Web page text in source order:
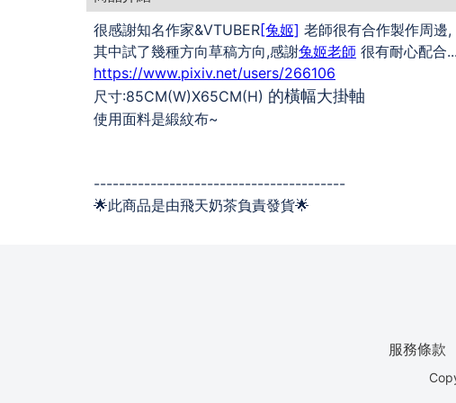
很感謝知名作家&VTUBER[兔姬] 老師很有合作製作周邊,
其中試了幾種方向草稿方向,感謝兔姬老師 很有耐心配合
https://www.pixiv.net/users/266106
尺寸:85CM(W)X65CM(H) 的橫幅大掛軸
使用面料是緞紋布~
----------------------------------------
🌟此商品是由飛天奶茶負責發貨🌟
服務條款